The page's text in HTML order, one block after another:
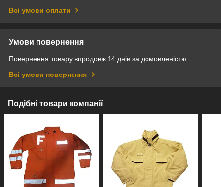
Всі умови оплати
Умови повернення
Повернення товару впродовж 14 днів за домовленістю
Всі умови повернення
Подібні товари компанії